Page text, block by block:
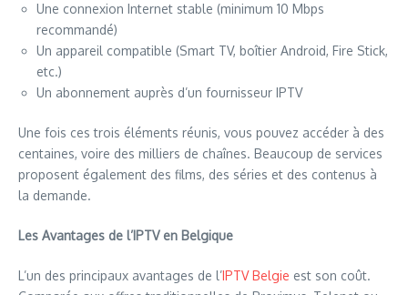
Une connexion Internet stable (minimum 10 Mbps
recommandé)
Un appareil compatible (Smart TV, boîtier Android, Fire Stick,
etc.)
Un abonnement auprès d’un fournisseur IPTV
Une fois ces trois éléments réunis, vous pouvez accéder à des
centaines, voire des milliers de chaînes. Beaucoup de services
proposent également des films, des séries et des contenus à
la demande.
Les Avantages de l’IPTV en Belgique
L’un des principaux avantages de l’IPTV Belgie est son coût.